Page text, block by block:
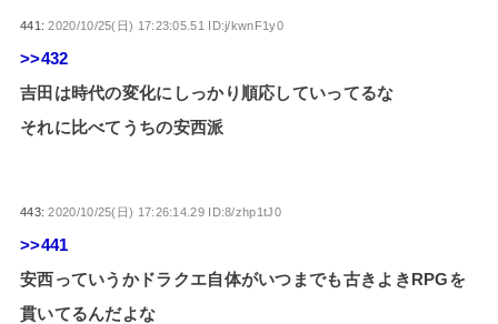
441:2020/10/25(日) 17:23:05.51 ID:j/kwnF1y0
>>432
吉田は時代の変化にしっかり順応していってるな
それに比べてうちの安西派
443:2020/10/25(日) 17:26:14.29 ID:8/zhp1tJ0
>>441
安西っていうかドラクエ自体がいつまでも古きよきRPGを
貫いてるんだよな